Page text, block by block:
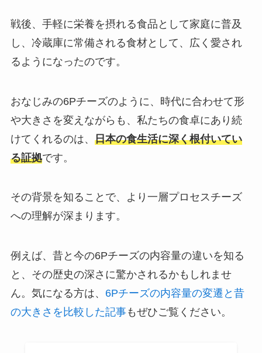
戦後、手軽に栄養を摂れる食品として家庭に普及
し、冷蔵庫に常備される食材として、広く愛され
るようになったのです。
おなじみの6Pチーズのように、時代に合わせて形
や大きさを変えながらも、私たちの食卓にあり続
けてくれるのは、 日本の食生活に深く根付いてい
る証拠です。
その背景を知ることで、より一層プロセスチーズ
への理解が深まります。
例えば、昔と今の6Pチーズの内容量の違いを知る
と、その歴史の深さに驚かされるかもしれませ
ん。気になる方は、 6Pチーズの内容量の変遷と昔
の大きさを比較した記事もぜひご覧ください。